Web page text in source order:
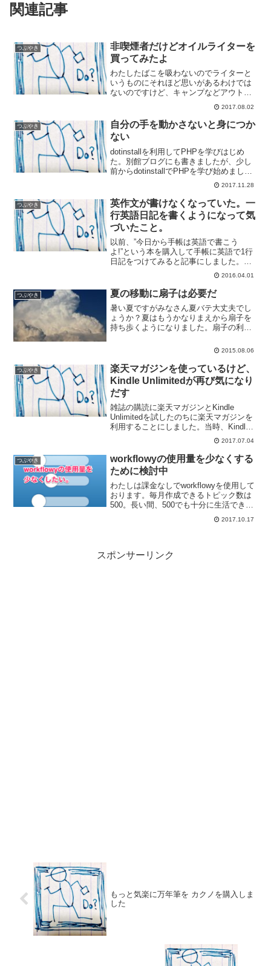
関連記事
つぶやき
非喫煙者だけどオイルライターを
買ってみたよ
わたしたばこを吸わないのでライターと
いうものにそれほど思いがあるわけでは
ないのですけど、キャンプなどアウトド
アでライターを使う機会がありまして、
今回オイルライターを購入してみまし
た。購入動機なんとなく使い捨てよりは
メンテナンスすれば使い続け...
2017.08.02
つぶやき
自分の手を動かさないと身につか
ない
dotinstallを利用してPHPを学びはじめ
た。別館ブログにも書きましたが、少し
前からdotinstallでPHPを学び始めまし
た。Webアプリ作成を視野にいれ、仕事
にも趣味にも使えそうであるので、スキ
ルアップをしていこうかと。doti...
2017.11.28
つぶやき
英作文が書けなくなっていた。一
行英語日記を書くようになって気
づいたこと。
以前、”今日から手帳は英語で書こう
よ!”という本を購入して手帳に英語で1行
日記をつけてみると記事にしました。そ
れから1行日記を書いてはいるんですけ
ど、なかなか思い通りに書けない！学生
の頃はそれなりにできたのにみなさん、
高校の時、大学受験対策...
2016.04.01
つぶやき 夏の移動に扇子は必要だ
暑い夏ですがみなさん夏バテ大丈夫でし
ょうか？夏はもうかなりまえから扇子を
持ち歩くようになりました。扇子の利点
も扇子でより涼しく以前は店舗とか列車
きいていて寒いぐらいでし...
2015.08.06
つぶやき
楽天マガジンを使っているけど、
Kindle Unlimitedが再び気になり
だす
雑誌の購読に楽天マガジンとKindle
Unlimitedを試したのちに楽天マガジンを
利用することにしました。当時、Kindle
Unlimitedは結局のところあまり活かしき
れなかった。しかし、再びこのKindle
Unlimitedが気...
2017.07.04
つぶやき
workflowyの使用量を少なくする
ために検討中
わたしは課金なしでworkflowyを使用して
おります。毎月作成できるトピック数は
500。長い間、500でも十分に生活できて
いたのですけど、最近は月末付近になる
とギリギリで、500以内に収めるために整
2017.10.17
スポンサーリンク
もっと気楽に万年筆を カクノを購入しま
した